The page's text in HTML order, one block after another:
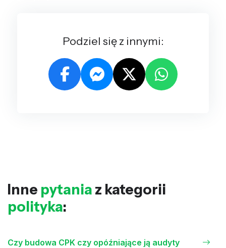
Podziel się z innymi:
Inne pytania z kategorii
polityka:
Czy budowa CPK czy opóźniające ją audyty